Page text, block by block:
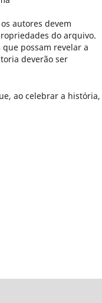
autores devem
do arquivo.
possam revelar a
deverão ser
ao celebrar a história,